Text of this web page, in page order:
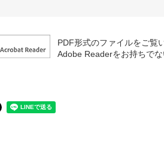
PDF形式のファイルをご覧
Adobe Readerをお持ちで